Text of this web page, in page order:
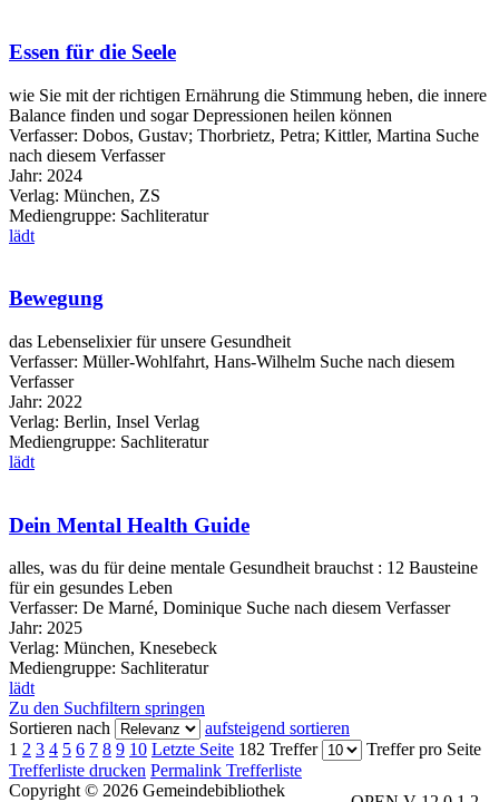
Essen für die Seele
wie Sie mit der richtigen Ernährung die Stimmung heben, die innere
Balance finden und sogar Depressionen heilen können
Verfasser: Dobos, Gustav; Thorbrietz, Petra; Kittler, Martina Suche
nach diesem Verfasser
Jahr: 2024
Verlag: München, ZS
Mediengruppe: Sachliteratur
lädt
Bewegung
das Lebenselixier für unsere Gesundheit
Verfasser: Müller-Wohlfahrt, Hans-Wilhelm Suche nach diesem
Verfasser
Jahr: 2022
Verlag: Berlin, Insel Verlag
Mediengruppe: Sachliteratur
lädt
Dein Mental Health Guide
alles, was du für deine mentale Gesundheit brauchst : 12 Bausteine
für ein gesundes Leben
Verfasser: De Marné, Dominique Suche nach diesem Verfasser
Jahr: 2025
Verlag: München, Knesebeck
Mediengruppe: Sachliteratur
lädt
Zu den Suchfiltern springen
Sortieren nach
aufsteigend sortieren
1 2 3 4 5 6 7 8 9 10 Letzte Seite 182 Treffer
Treffer pro Seite
Trefferliste drucken Permalink Trefferliste
Copyright © 2026 Gemeindebibliothek